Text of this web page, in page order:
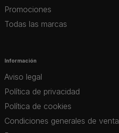
Promociones
Todas las marcas
Información
Aviso legal
Política de privacidad
Política de cookies
Condiciones generales de venta